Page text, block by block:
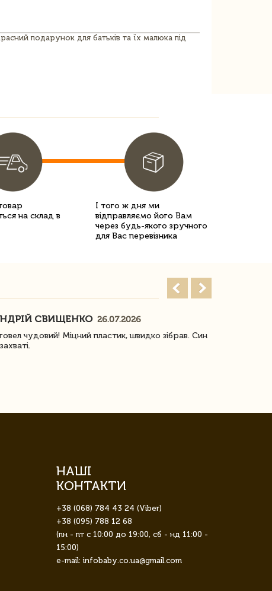
подарунок для батьків та їх малюка під
на склад в
І того ж дня ми
відправляємо його Вам
через будь-якого зручного
для Вас перевізника
СВИЩЕНКО 26.07.2026
чудовий! Міцний пластик, швидко зібрав. Син
НАШІ
КОНТАКТИ
+38 (068) 784 43 24 (Viber)
+38 (095) 788 12 68
(пн - пт с 10:00 до 19:00, сб - нд 11:00 -
15:00)
e-mail: infobaby.co.ua@gmail.com